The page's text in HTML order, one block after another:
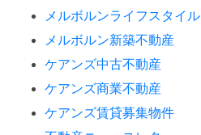
メルボルンライフスタイル
メルボルン新築不動産
ケアンズ中古不動産
ケアンズ商業不動産
ケアンズ賃貸募集物件